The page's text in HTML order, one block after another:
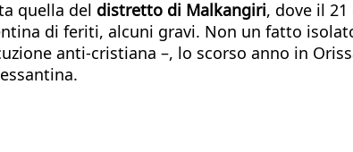
quella del distretto di Malkangiri, dove il
di feriti, alcuni gravi. Non un fatto
anti-cristiana –, lo scorso anno in